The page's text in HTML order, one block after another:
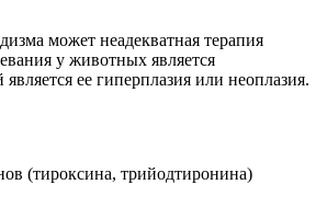
может неадекватная терапия
у животных является
ее гиперплазия или неоплазия.
(тироксина, трийодтиронина)